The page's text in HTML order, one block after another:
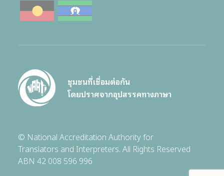
ชุมชนที่เชื่อมต่อกัน
โดยปราศจากอุปสรรคทางภาษา
© National Accreditation Authority for
Translators and Interpreters. All Rights Reserved
ABN 42 008 596 996